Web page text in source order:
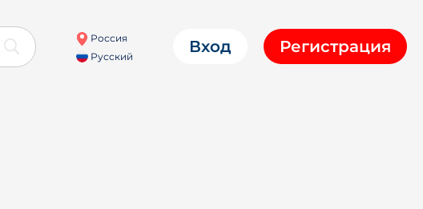
Россия
Русский
Вход Регистрация